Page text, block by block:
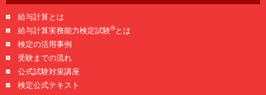
給与計算とは
給与計算実務能力検定試験®とは
検定の活用事例
受験までの流れ
公式試験対策講座
検定公式テキスト